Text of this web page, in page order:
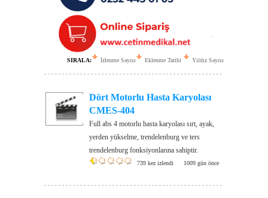
SIRALA: İzlenme Sayısı Eklenme Tarihi Yıldız Sayısı
Dört Motorlu Hasta Karyolası
CMES-404
Full abs 4 motorlu hasta karyolası sırt, ayak,
yerden yükselme, trendelenburg ve ters
trendelenburg fonksiyonlarına sahiptir.
739 kez izlendi 1009 gün önce